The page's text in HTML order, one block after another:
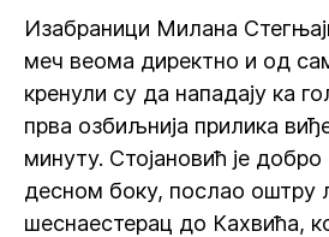
Изабраници Милана
меч веома директно и од
кренули су да нападају ка
прва озбиљнија прилика
минуту. Стојановић је
десном боку, послао оштру
шеснаестерац до Кахвића,